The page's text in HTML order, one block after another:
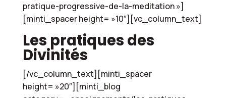
pratique-progressive-de-la-meditation »]
[minti_spacer height= »10″][vc_column_text]
Les pratiques des
Divinités
[/vc_column_text][minti_spacer
height= »20″][minti_blog